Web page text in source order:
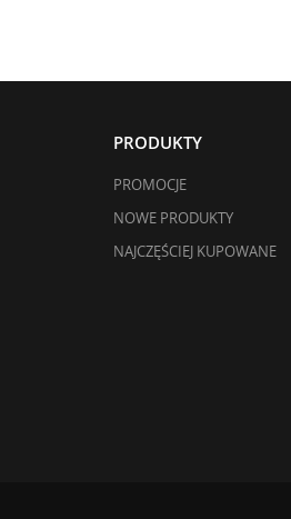
PRODUKTY
PROMOCJE
NOWE PRODUKTY
NAJCZĘŚCIEJ KUPOWANE